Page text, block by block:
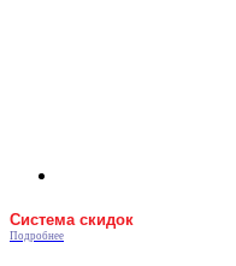
Система скидок
Подробнее